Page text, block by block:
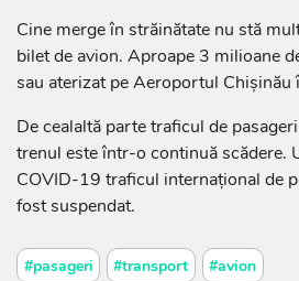
Cine merge în străinătate nu stă
bilet de avion. Aproape 3 milioane
sau aterizat pe Aeroportul
De cealaltă parte traficul de
trenul este într-o continuă scădere.
COVID-19 traficul internațional de
fost suspendat.
#pasageri #transport #avion